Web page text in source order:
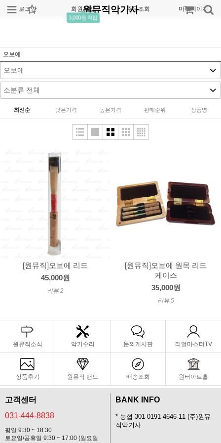
로그인 회원가입
3,000원 적립
주문조회 마이페이지
원뮤직악기사
오보에
최신순 낮은가격 높은가격 판매순위 상품명
[원뮤직]오보에 리드
45,000원
리뷰 2
[원뮤직]오보에 원목 리드
케이스
35,000원
리뷰 5
원뮤직소식 악기수리 문의게시판 리얼마스터TV
상품후기 원뮤직 밴드 배송조회 원터아트홀
고객센터
031-444-8838
평일 9:30 ~ 18:30
토요일/공휴일 9:30 ~ 17:00 (일요일
BANK INFO
* 농협 301-0191-4646-11 (주)원뮤
직악기사